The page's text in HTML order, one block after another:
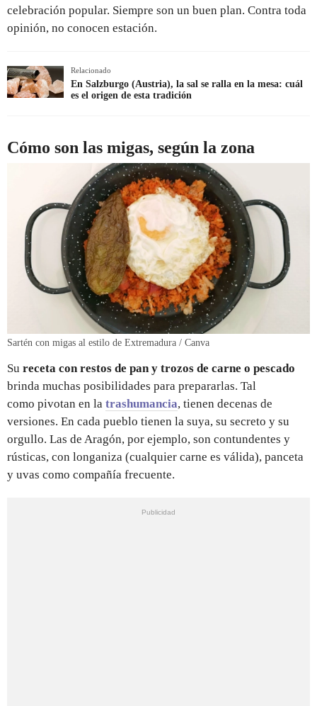
celebración popular. Siempre son un buen plan. Contra toda
opinión, no conocen estación.
Relacionado
En Salzburgo (Austria), la sal se ralla en la mesa: cuál
es el origen de esta tradición
Cómo son las migas, según la zona
Sartén con migas al estilo de Extremadura / Canva
Su receta con restos de pan y trozos de carne o pescado
brinda muchas posibilidades para prepararlas. Tal
como pivotan en la trashumancia, tienen decenas de
versiones. En cada pueblo tienen la suya, su secreto y su
orgullo. Las de Aragón, por ejemplo, son contundentes y
rústicas, con longaniza (cualquier carne es válida), panceta
y uvas como compañía frecuente.